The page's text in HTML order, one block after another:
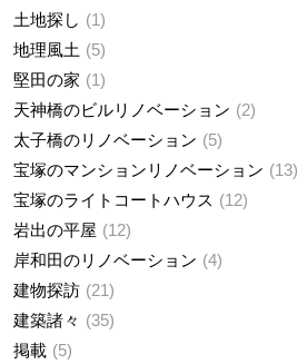
土地探し
1
地理風土
5
堅田の家
1
天神橋のビルリノベーション
2
太子橋のリノベーション
5
宝塚のマンションリノベーション
13
宝塚のライトコートハウス
12
岩出の平屋
12
岸和田のリノベーション
4
建物探訪
21
建築諸々
35
掲載
5